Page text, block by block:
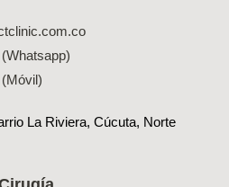
La Riviera, Cúcuta, Norte